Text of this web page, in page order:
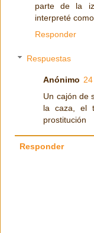
parte de la
interpreté
Responder
Respuestas
Anónimo
Un cajón de
la caza, el
prostitución
Responder